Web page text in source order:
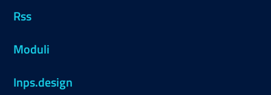
Rss
Moduli
Inps.design